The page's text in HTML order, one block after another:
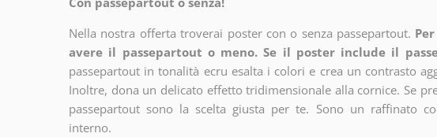
Nella nostra offerta troverai poster con o senza passepartout.
avere il passepartout o meno. Se il poster include il
passepartout in tonalità ecru esalta i colori e crea un contrasto
Inoltre, dona un delicato effetto tridimensionale alla cornice. Se
passepartout sono la scelta giusta per te. Sono un raffinato
interno.